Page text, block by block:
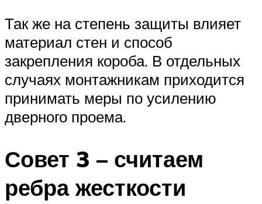
Так же на степень защиты влияет
материал стен и способ
закрепления короба. В отдельных
случаях монтажникам приходится
принимать меры по усилению
дверного проема.
Совет 3 – считаем
ребра жесткости